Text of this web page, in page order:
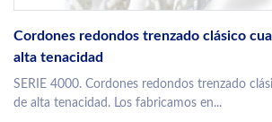
Cordones redondos trenzado clásico
alta tenacidad
SERIE 4000. Cordones redondos trenzado
de alta tenacidad. Los fabricamos en...